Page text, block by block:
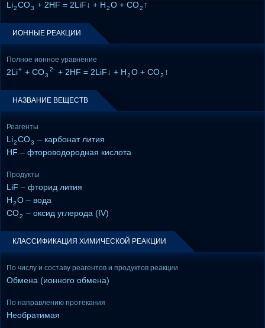
Li2CO3 + 2HF = 2LiF↓ + H2O + CO2 ↑
ИОННЫЕ РЕАКЦИИ
Полное ионное уравнение
2Li+ + CO3
2- + 2HF = 2LiF↓ + H2O + CO2 ↑
НАЗВАНИЕ ВЕЩЕСТВ
Реагенты
Li2CO3 – карбонат лития
HF – фтороводородная кислота
Продукты
LiF – фторид лития
H2O – вода
CO2 – оксид углерода (IV)
КЛАССИФИКАЦИЯ ХИМИЧЕСКОЙ РЕАКЦИИ
По числу и составу реагентов и продуктов реакции
Обмена (ионного обмена)
По направлению протекания
Необратимая